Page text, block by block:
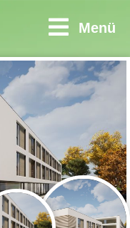
Menü